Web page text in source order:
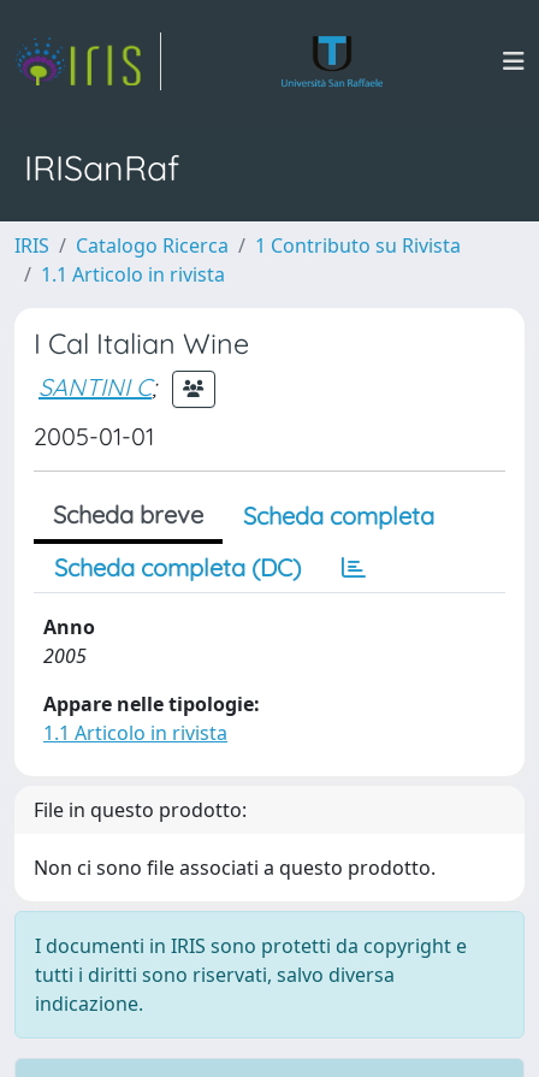
IRISanRaf
IRIS Catalogo Ricerca
1 Contributo su Rivista
1.1 Articolo in rivista
I Cal Italian Wine
SANTINI C;
2005-01-01
Scheda breve
Scheda completa
Scheda completa (DC)
Anno
2005
Appare nelle tipologie:
1.1 Articolo in rivista
File in questo prodotto:
Non ci sono file associati a questo prodotto.
I documenti in IRIS sono protetti da copyright e
tutti i diritti sono riservati, salvo diversa
indicazione.